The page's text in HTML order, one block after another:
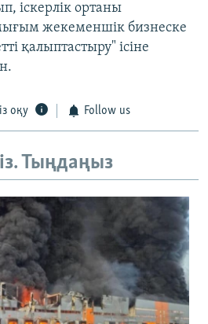
іскерлік ортаны
жекеменшік бизнеске
қалыптастыру" ісіне
оқу Follow us
Тыңдаңыз